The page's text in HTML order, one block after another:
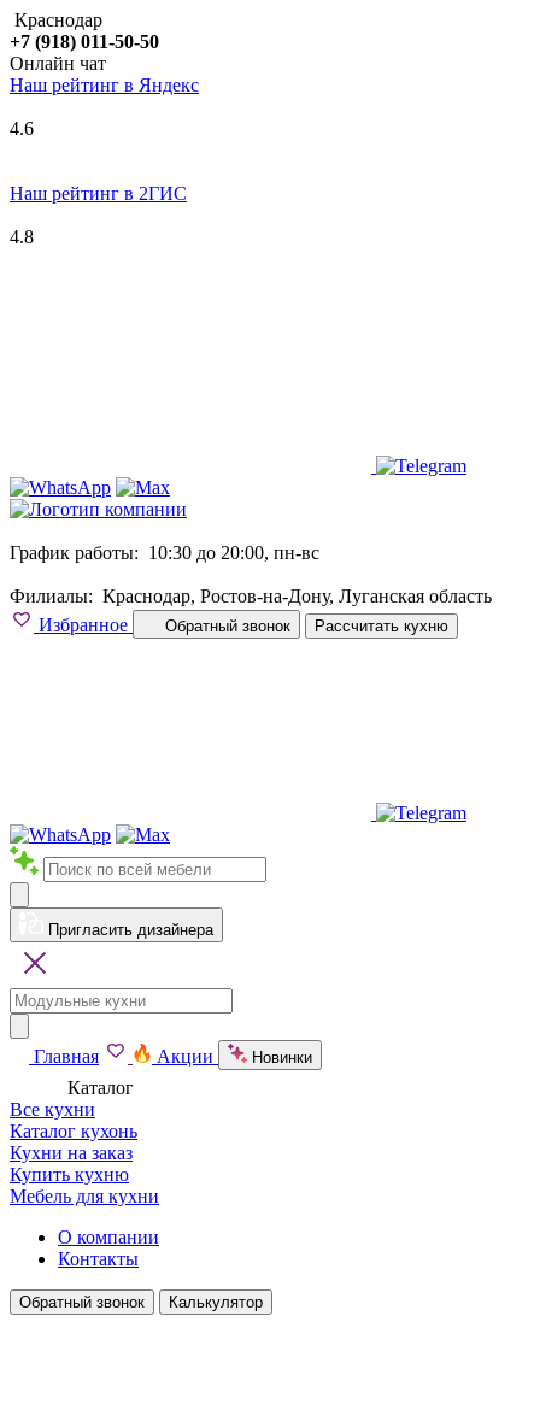
Краснодар
+7 (918) 011-50-50
Онлайн чат
Наш рейтинг в Яндекс
4.6
Наш рейтинг в 2ГИС
4.8
График работы: 10:30 до 20:00, пн-вс
Филиалы: Краснодар, Ростов-на-Дону, Луганская область
Избранное
Обратный звонок Рассчитать кухню
Пригласить дизайнера
Главная Акции Новинки
Каталог
Все кухни
Каталог кухонь
Кухни на заказ
Купить кухню
Мебель для кухни
О компании
Контакты
Обратный звонок Калькулятор